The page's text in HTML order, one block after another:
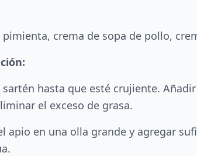
crema de sopa de pollo,
sartén hasta que esté crujiente.
el exceso de grasa.
apio en una olla grande y agregar